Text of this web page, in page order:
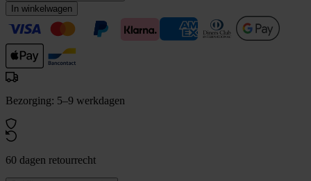
In winkelwagen
Bezorging: 5–9 werkdagen
60 dagen retourrecht